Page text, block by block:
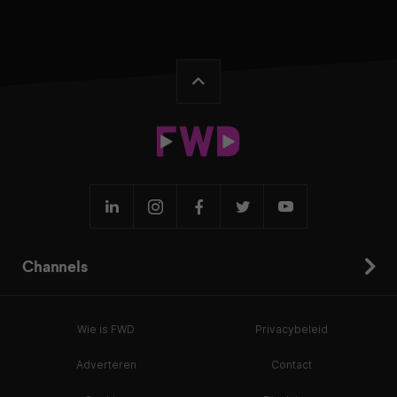
Channels
Wie is FWD Privacybeleid
Adverteren Contact